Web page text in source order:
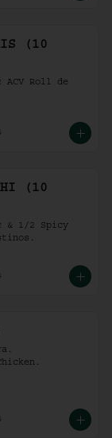
(10
ACV Roll de
(10
& 1/2 Spicy